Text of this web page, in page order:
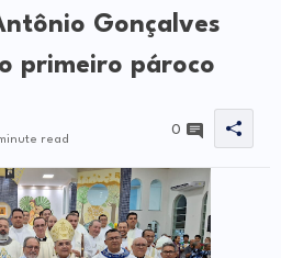
Gonçalves
primeiro pároco
read
0